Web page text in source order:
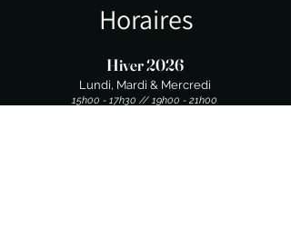
Horaires
Hiver 2026
Lundi, Mardi & Mercredi
15h00 - 17h30 // 19h00 - 21h00